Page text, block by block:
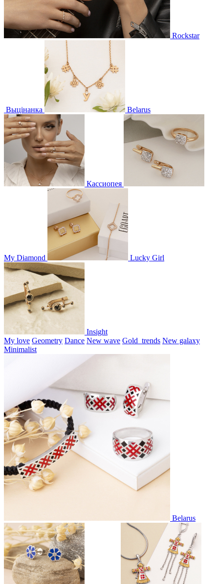
Rockstar
Выцінанка Belarus
Кассиопея
My Diamond Lucky Girl
Insight
My love Geometry Dance New wave Gold_trends New galaxy
Minimalist
Belarus